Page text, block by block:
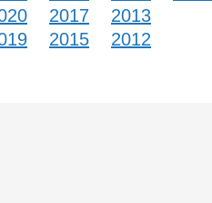
2017
2013
2015 2012